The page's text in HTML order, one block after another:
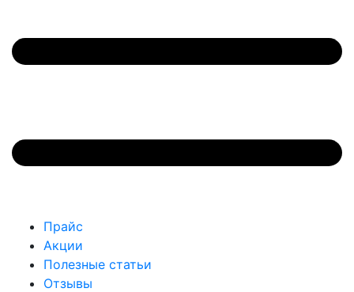
Прайс
Акции
Полезные статьи
Отзывы